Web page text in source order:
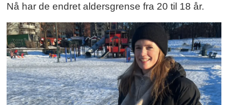
Nå har de endret aldersgrense fra 20 til 18 år.